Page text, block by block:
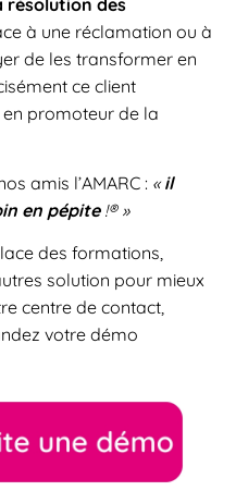
à une réclamation ou à
de les transformer en
ce client
promoteur de la
amis l’AMARC : «il
en pépite!® »
des formations,
solution pour mieux
centre de contact,
votre démo